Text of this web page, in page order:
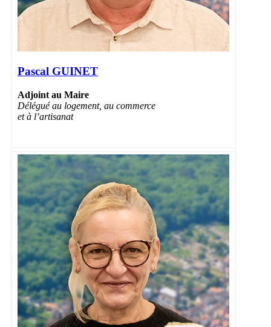
Pascal GUINET
Adjoint au Maire
Délégué au logement, au commerce
et à l’artisanat